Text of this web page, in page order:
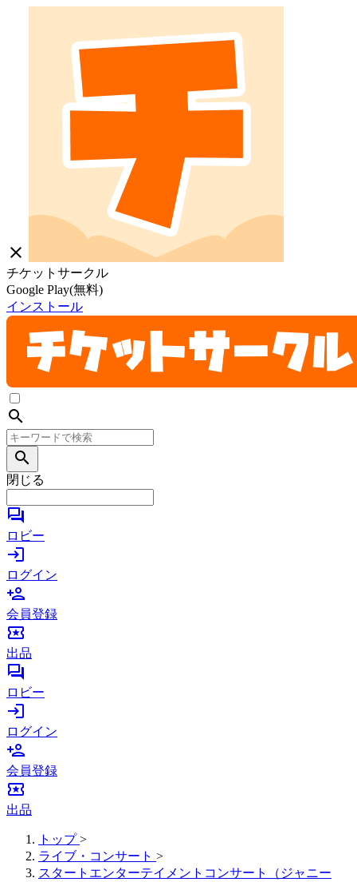
close
チケットサークル
Google Play(無料)
インストール
search
search
閉じる
forum
ロビー
login
ログイン
person_add
会員登録
local_activity
出品
forum
ロビー
login
ログイン
person_add
会員登録
local_activity
出品
トップ >
ライブ・コンサート >
スタートエンターテイメントコンサート（ジャニー